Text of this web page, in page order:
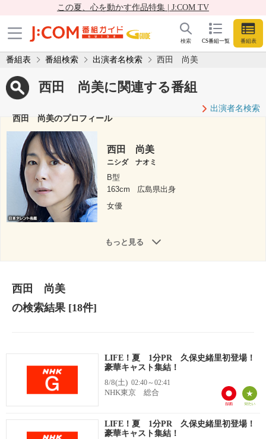
この夏、心を動かす作品特集 | J:COM TV
CS番組一覧 番組表
検索
番組表 番組検索 出演者名検索 西田 尚美
西田 尚美に関連する番組
出演者名検索
西田 尚美のプロフィール
西田 尚美
ニシダ ナオミ
B型
163cm
広島県出身
女優
もっと見る
西田 尚美
の検索結果[18件]
LIFE！夏 1分PR 久保史緒里初登場！
豪華キャスト集結！
8/8(土) 02:40～02:41
NHK東京 総合
LIFE！夏 1分PR 久保史緒里初登場！
豪華キャスト集結！